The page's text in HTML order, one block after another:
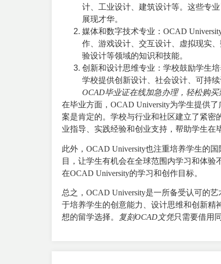
计、工业设计、建筑设计等。这些专
展现才华。
媒体和数字技术专业：OCAD
作、游戏设计、交互设计、虚拟现实
验设计等领域的知识和技能。
创新和设计思维专业：学校鼓励学生
学校提供创新设计、社会设计、可持
OCAD毕业证在线加急办理，轻松购
在毕业方面，OCAD University为学生提供了
案是肯定的。学校与行业和社区建立了紧密
业指导、实践经验和创业支持，帮助学生在
此外，OCAD University也注重培养学生的国
目，让学生有机会在全球范围内学习和体
在OCAD University的学习和创作目标。
总之，OCAD University是一所备受认可的
于培养学生的创意能力、设计思维和创新精
想的留学选择。
复刻OCAD文凭只需要借用